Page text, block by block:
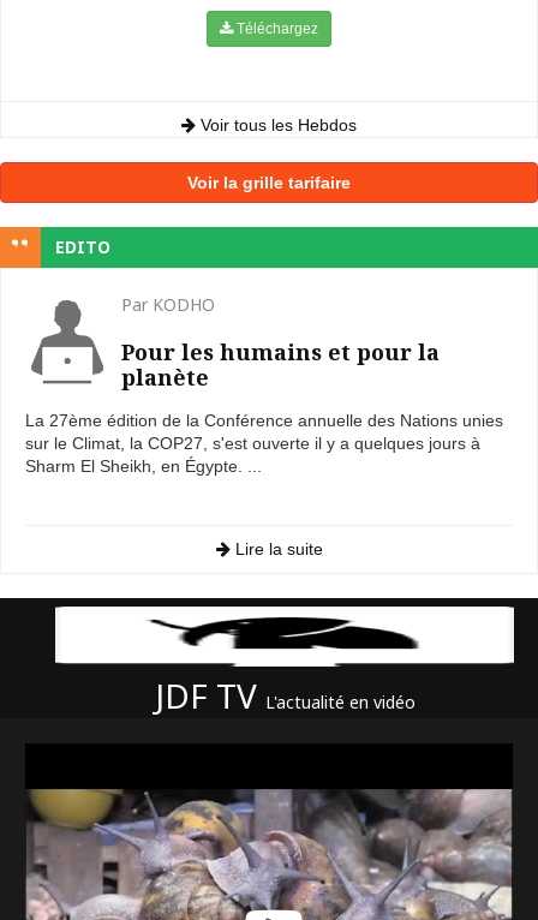
Téléchargez
Voir tous les Hebdos
Voir la grille tarifaire
EDITO
Par KODHO
Pour les humains et pour la
planète
La 27ème édition de la Conférence annuelle des Nations unies
sur le Climat, la COP27, s'est ouverte il y a quelques jours à
Sharm El Sheikh, en Égypte. ...
Lire la suite
JDF TV L'actualité en vidéo